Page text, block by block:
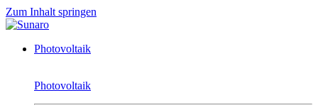
Zum Inhalt springen
Photovoltaik
Photovoltaik